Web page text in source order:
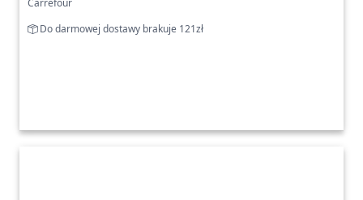
Carrefour
Do darmowej dostawy brakuje 121zł